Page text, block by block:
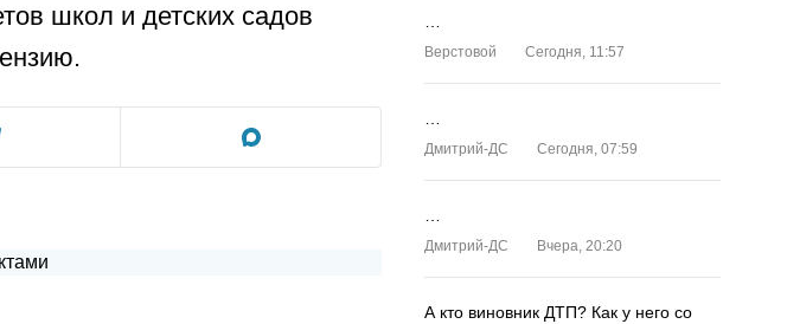
школ и детских садов
Верстовой Сегодня, 11:57
Дмитрий-ДС Сегодня, 07:59
Дмитрий-ДС Вчера, 20:20
А кто виновник ДТП? Как у него со